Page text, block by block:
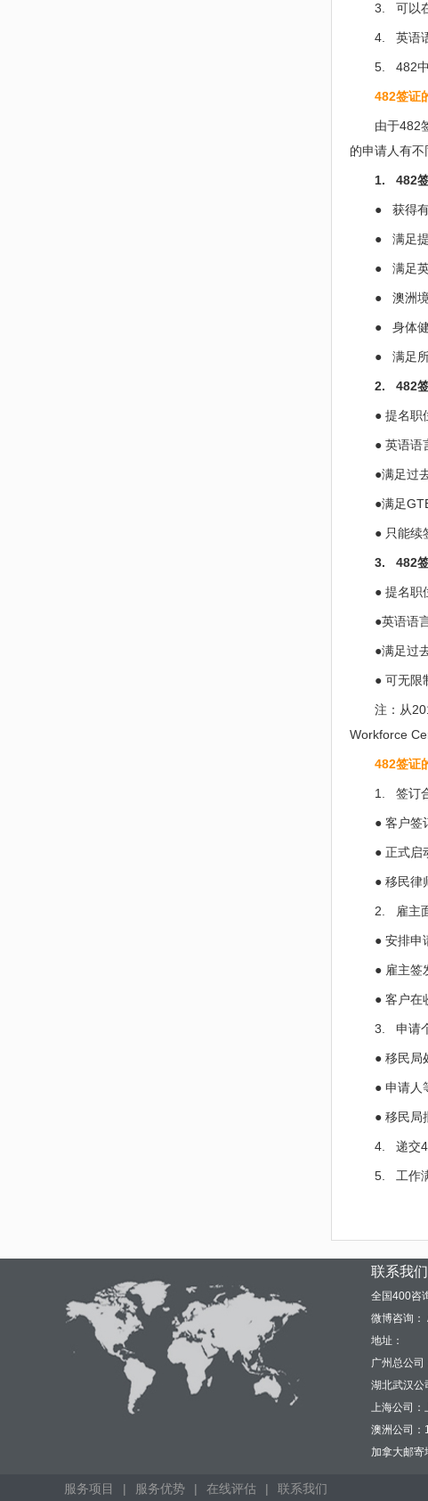
3. 可以
4. 英语
5. 482中
482签证
由于482
的申请人有不
1. 482签
● 获得有
● 满足提
● 满足英
● 澳洲境
● 身体健
● 满足所
2. 482签
● 提名职
● 英语语
●满足过
●满足
● 只能续
3. 482签
● 提名职
●英语语
●满足过
● 可无限
注： 从
Workforce
482签证
1. 签订
● 客户签
● 正式启
● 移民律
2. 雇主
● 安排申
● 雇主签
● 客户在
3. 申请
● 移民局
● 申请人
● 移民局
4. 递交
5. 工作
联系我们
全国400咨
微博咨询：
地址：
广州总公
湖北武汉公
上海公司：
澳洲公司
加拿大邮
服务项目 | 服务优势 | 在线评估 | 联系我们